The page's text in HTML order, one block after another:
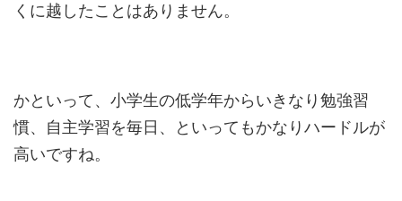
くに越したことはありません。
かといって、小学生の低学年からいきなり勉強習
慣、自主学習を毎日、といってもかなりハードルが
高いですね。